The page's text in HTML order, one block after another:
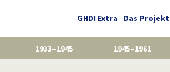
GHDI Extra Das Projekt
1933–1945 1945–1961